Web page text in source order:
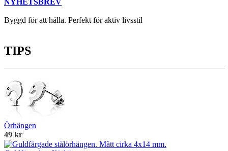
Byggd för att hålla. Perfekt för aktiv livsstil
TIPS
Örhängen
49 kr